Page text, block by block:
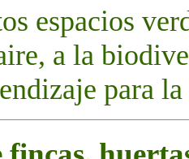
espacios
a la
para